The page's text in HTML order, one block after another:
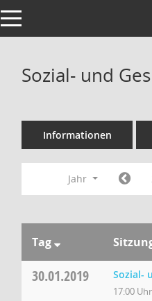
Toggle navigation
Sozial- und
Informationen
Jahr
Tag
30.01.2019 Sozial-
17:00 Uhr